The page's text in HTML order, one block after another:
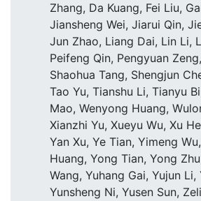
Zhang, Da Kuang, Fei Liu,
Jiansheng Wei, Jiarui Qin,
Jun Zhao, Liang Dai, Lin Li,
Peifeng Qin, Pengyuan
Shaohua Tang, Shengjun
Tao Yu, Tianshu Li, Tianyu
Mao, Wenyong Huang,
Xianzhi Yu, Xueyu Wu, Xu
Yan Xu, Ye Tian, Yimeng
Huang, Yong Tian, Yong
Wang, Yuhang Gai, Yujun Li,
Yunsheng Ni, Yusen Sun,